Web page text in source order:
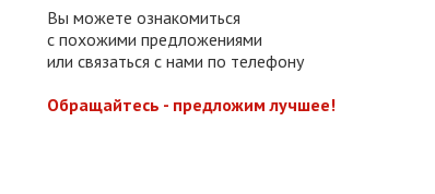
Вы можете ознакомиться
с похожими предложениями
или связаться с нами по телефону
Обращайтесь - предложим лучшее!